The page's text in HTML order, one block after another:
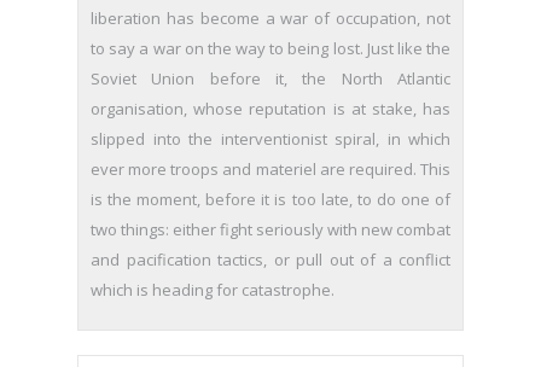
liberation has become a war of occupation, not
to say a war on the way to being lost. Just like the
Soviet Union before it, the North Atlantic
organisation, whose reputation is at stake, has
slipped into the interventionist spiral, in which
ever more troops and materiel are required. This
is the moment, before it is too late, to do one of
two things: either fight seriously with new combat
and pacification tactics, or pull out of a conflict
which is heading for catastrophe.